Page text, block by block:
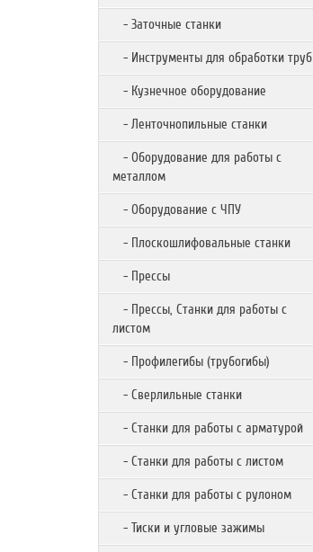
- Заточные станки
- Инструменты для обработки труб
- Кузнечное оборудование
- Ленточнопильные станки
- Оборудование для работы с
металлом
- Оборудование с ЧПУ
- Плоскошлифовальные станки
- Прессы
- Прессы, Станки для работы с
листом
- Профилегибы (трубогибы)
- Сверлильные станки
- Станки для работы с арматурой
- Станки для работы с листом
- Станки для работы с рулоном
- Тиски и угловые зажимы